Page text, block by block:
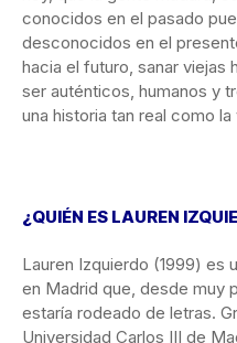
conocidos en el pasado
desconocidos en el
hacia el futuro, sanar viejas
ser auténticos, humanos y
una historia tan real como la
¿QUIÉN ES LAUREN
Lauren Izquierdo (1999) es
en Madrid que, desde muy
estaría rodeado de letras.
Universidad Carlos III de